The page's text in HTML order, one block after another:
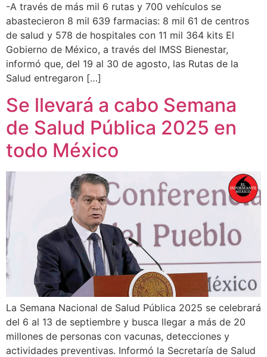
-A través de más mil 6 rutas y 700 vehículos se
abastecieron 8 mil 639 farmacias: 8 mil 61 de centros
de salud y 578 de hospitales con 11 mil 364 kits El
Gobierno de México, a través del IMSS Bienestar,
informó que, del 19 al 30 de agosto, las Rutas de la
Salud entregaron […]
Se llevará a cabo Semana
de Salud Pública 2025 en
todo México
La Semana Nacional de Salud Pública 2025 se celebrará
del 6 al 13 de septiembre y busca llegar a más de 20
millones de personas con vacunas, detecciones y
actividades preventivas. Informó la Secretaría de Salud